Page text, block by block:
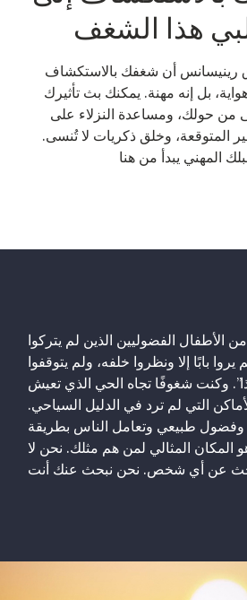
رينيسانس أن شغفك بالاستكشاف
بل إنه مهنة. يمكنك بث تأثيرك
من حولك، ومساعدة النزلاء على
المتوقعة، وخلق ذكريات لا تُنسى.
الأطفال الفضوليين الذين لم يتركوا
يروا بابًا إلا ونظروا خلفه، ولم يتوقفوا
وكنت شغوفًا تجاه الحي الذي تعيش
التي لم ترد في الدليل السياحي.
وفضول طبيعي وتعامل الناس بطريقة
المكان المثالي لمن هم مثلك. نحن لا